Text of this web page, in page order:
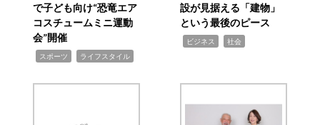
で子ども向け“恐竜エア
コスチュームミニ運動
会”開催
スポーツ ライフスタイル
設が見据える「建物」
という最後のピース
ビジネス 社会